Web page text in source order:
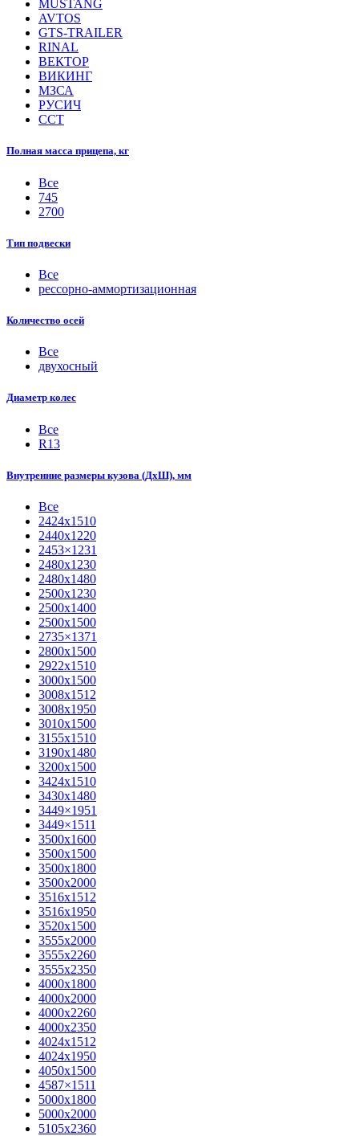
MUSTANG
AVTOS
GTS-TRAILER
RINAL
ВЕКТОР
ВИКИНГ
МЗСА
РУСИЧ
ССТ
Полная масса прицепа, кг
Все
745
2700
Тип подвески
Все
рессорно-аммортизационная
Количество осей
Все
двухосный
Диаметр колес
Все
R13
Внутренние размеры кузова (ДхШ), мм
Все
2424х1510
2440х1220
2453×1231
2480х1230
2480х1480
2500х1230
2500х1400
2500х1500
2735×1371
2800х1500
2922х1510
3000х1500
3008х1512
3008х1950
3010х1500
3155х1510
3190х1480
3200х1500
3424х1510
3430х1480
3449×1951
3449×1511
3500x1600
3500х1500
3500х1800
3500х2000
3516х1512
3516х1950
3520х1500
3555х2000
3555х2260
3555х2350
4000х1800
4000х2000
4000х2260
4000х2350
4024х1512
4024х1950
4050х1500
4587×1511
5000х1800
5000х2000
5105х2360